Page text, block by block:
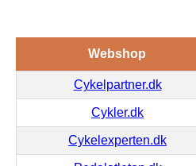
Webshop
Cykelpartner.dk
Cykler.dk
Cykelexperten.dk